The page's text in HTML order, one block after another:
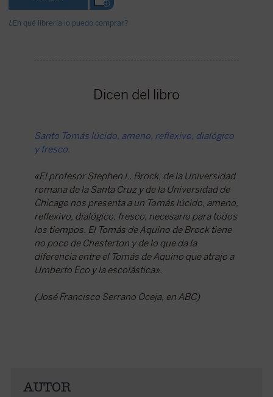
¿En qué librería lo puedo comprar?
Dicen del libro
Santo Tomás lúcido, ameno, reflexivo, dialógico
y fresco.
«El profesor Stephen L. Brock, de la Universidad
romana de la Santa Cruz y de la Universidad de
Chicago nos presenta a un Tomás lúcido, ameno,
reflexivo, dialógico, fresco, necesario para todos
los tiempos. El Tomás de Aquino de Brock tiene
no poco de Chesterton y de lo que da la
diferencia entre el Tomás de Aquino que atrajo a
Umberto Eco y la escolástica».
(José Francisco Serrano Oceja, en ABC)
AUTOR